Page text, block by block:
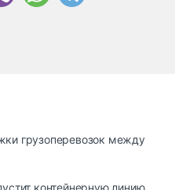
грузоперевозок между
контейнерную линию